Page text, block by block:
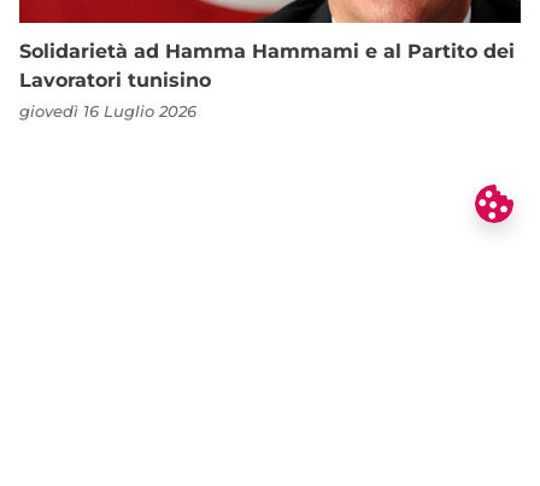
Solidarietà ad Hamma Hammami e al Partito dei
Lavoratori tunisino
giovedì 16 Luglio 2026